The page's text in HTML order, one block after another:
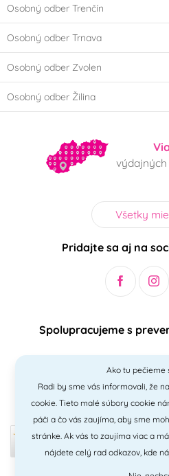
Osobný odber Trenčín
Osobný odber Trnava
Osobný odber Zvolen
Osobný odber Žilina
výdajných
Všetky
Pridajte sa aj na
Spolupracujeme s
Bezpečný a
Ako tu pečieme
Radi by sme vás informovali, že
cookie. Tieto malé súbory cookie
páči a čo vás zaujíma, aby sme
stránke. Ak vás to zaujíma viac a
nájdete celý rad odkazov, kde